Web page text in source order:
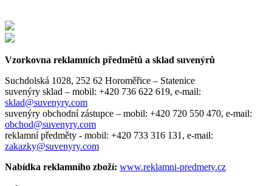
Vzorkovna reklamních předmětů a sklad suvenýrů
Suchdolská 1028, 252 62 Horoměřice – Statenice
suvenýry sklad – mobil: +420 736 622 619, e-mail:
sklad@suvenyry.com
suvenýry obchodní zástupce – mobil: +420 720 550 470, e-mail:
obchod@suvenyry.com
reklamní předměty - mobil: +420 733 316 131, e-mail:
zakazky@suvenyry.com
Nabídka reklamního zboží: www.reklamni-predmety.cz